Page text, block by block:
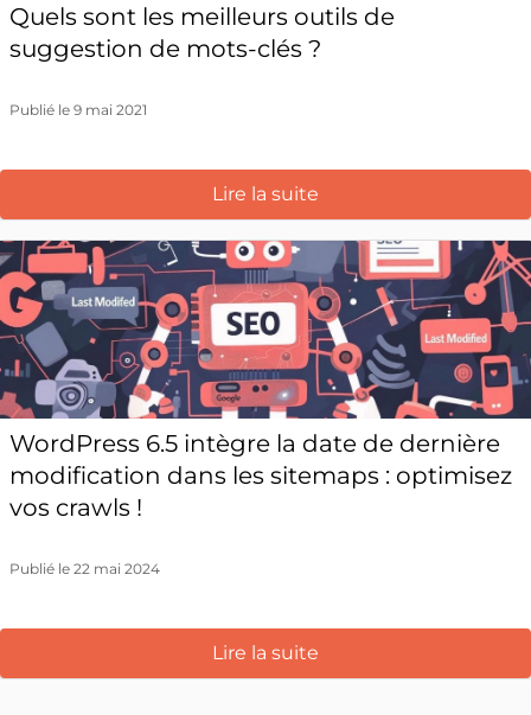
Quels sont les meilleurs outils de
suggestion de mots-clés ?
Publié le 9 mai 2021
Lire la suite
WordPress 6.5 intègre la date de dernière
modification dans les sitemaps : optimisez
vos crawls !
Publié le 22 mai 2024
Lire la suite